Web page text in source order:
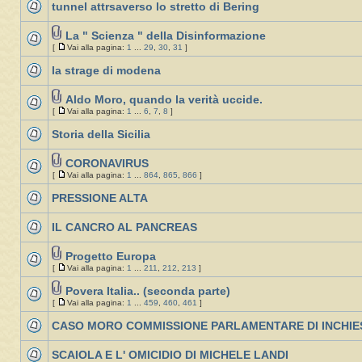
tunnel attrsaverso lo stretto di Bering
La " Scienza " della Disinformazione
[ Vai alla pagina: 1 ... 29, 30, 31 ]
la strage di modena
Aldo Moro, quando la verità uccide.
[ Vai alla pagina: 1 ... 6, 7, 8 ]
Storia della Sicilia
CORONAVIRUS
[ Vai alla pagina: 1 ... 864, 865, 866 ]
PRESSIONE ALTA
IL CANCRO AL PANCREAS
Progetto Europa
[ Vai alla pagina: 1 ... 211, 212, 213 ]
Povera Italia.. (seconda parte)
[ Vai alla pagina: 1 ... 459, 460, 461 ]
CASO MORO COMMISSIONE PARLAMENTARE DI
SCAIOLA E L' OMICIDIO DI MICHELE LANDI